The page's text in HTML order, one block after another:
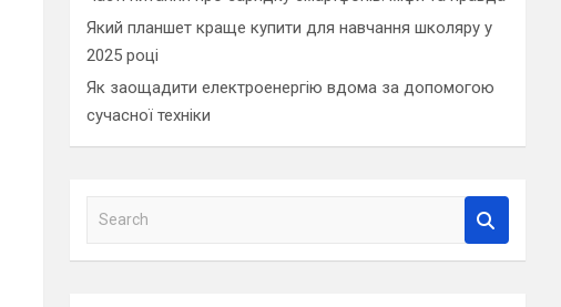
Який планшет краще купити для навчання школяру у
2025 році
Як заощадити електроенергію вдома за допомогою
сучасної техніки
a